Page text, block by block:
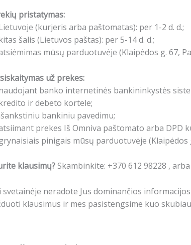
pristatymas:
(kurjeris arba paštomatas): per 1-2 d. d.;
šalis (Lietuvos paštas): per 5-14 d. d.;
mūsų parduotuvėje (Klaipėdos g. 67,
už prekes:
banko internetinės bankininkystės
ir debeto kortele;
bankiniu pavedimu;
prekes Iš Omniva paštomato arba DPD
pinigais mūsų parduotuvėje (Klaipėdos
klausimų?Skambinkite: +370 612 98228 ,
svetainėje neradote Jus dominančios
klausimus ir mes pasistengsime kuo